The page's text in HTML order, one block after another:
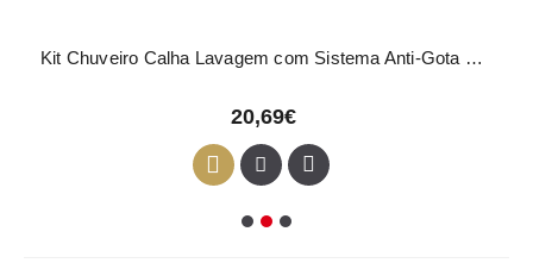
Kit Chuveiro Calha Lavagem com Sistema Anti-Gota Preto
20,69€